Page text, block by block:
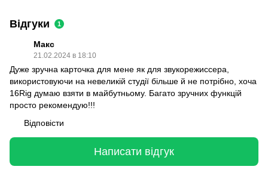
Відгуки 1
Макс
21.02.2024 в 18:10
Дуже зручна карточка для мене як для звукорежиссера,
використовуючи на невеликій студії більше й не потрібно, хоча
16Rig думаю взяти в майбутньому. Багато зручних функцій
просто рекомендую!!!
Відповісти
Написати відгук